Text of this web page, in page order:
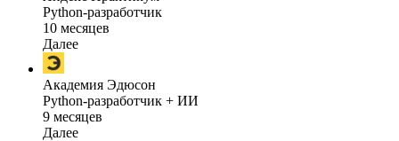
Python-разработчик
10 месяцев
Далее
Академия Эдюсон
Python-разработчик + ИИ
9 месяцев
Далее